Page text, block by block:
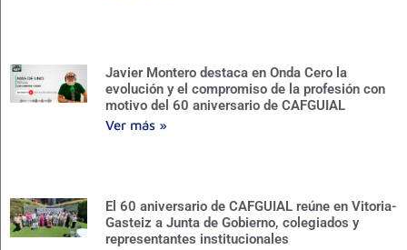
Javier Montero destaca en Onda Cero la
evolución y el compromiso de la profesión con
motivo del 60 aniversario de CAFGUIAL
Ver más »
El 60 aniversario de CAFGUIAL reúne en Vitoria-
Gasteiz a Junta de Gobierno, colegiados y
representantes institucionales